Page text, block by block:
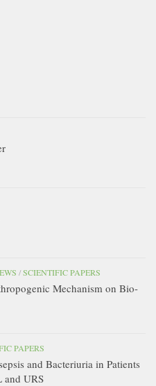
/SCIENTIFIC PAPERS
Mechanism on Bio-
PAPERS
and Bacteriuria in Patients
and URS